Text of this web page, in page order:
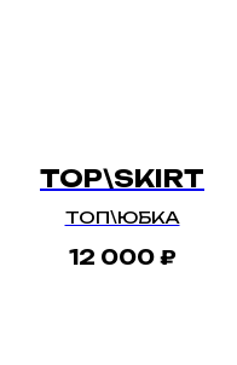
TOP\SKIRT
ТОП\ЮБКА
12 000 ₽